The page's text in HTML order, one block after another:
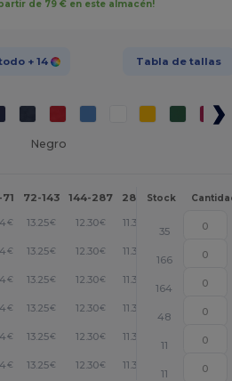
de 79 € en este almacén!
+ 14 Tabla de tallas
Negro
72-143 144-287 288 + Más
Stock
€ 13.25€ 12.30€ 11.36 +
35
€ 13.25€ 12.30€ 11.36 +
166
€ 13.25€ 12.30€ 11.36 +
164
€ 13.25€ 12.30€ 11.36 +
48
€ 13.25€ 12.30€ 11.36 +
11
€ 13.25€ 12.30€ 11.36 +
11